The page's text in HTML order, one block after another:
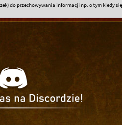
do przechowywania informacji np. o tym kiedy